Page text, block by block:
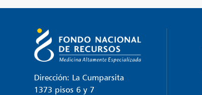
Dirección: La Cumparsita
1373 pisos 6 y 7